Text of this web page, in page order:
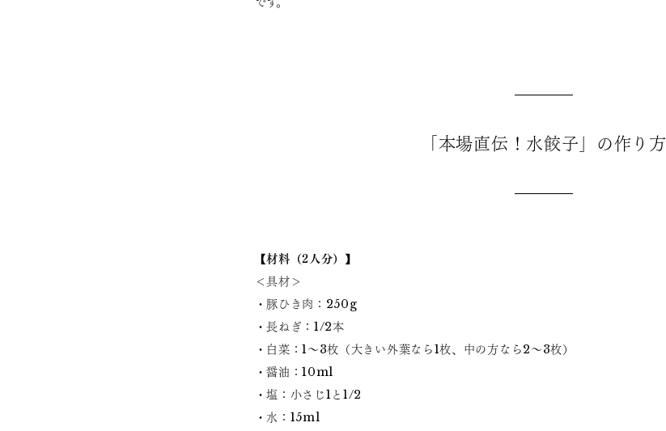
「本場直伝！水餃子」の作り方
【材料（2人分）】
＜具材＞
・豚ひき肉：250g
・長ねぎ：1/2本
・白菜：1～3枚（大きい外葉なら1枚、中の方なら2～3枚）
・醤油：10ml
・塩：小さじ1と1/2
・水：15ml